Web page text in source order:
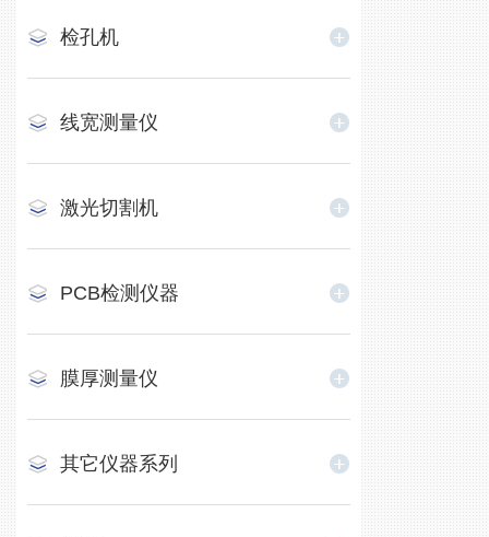
检孔机
线宽测量仪
激光切割机
PCB检测仪器
膜厚测量仪
其它仪器系列